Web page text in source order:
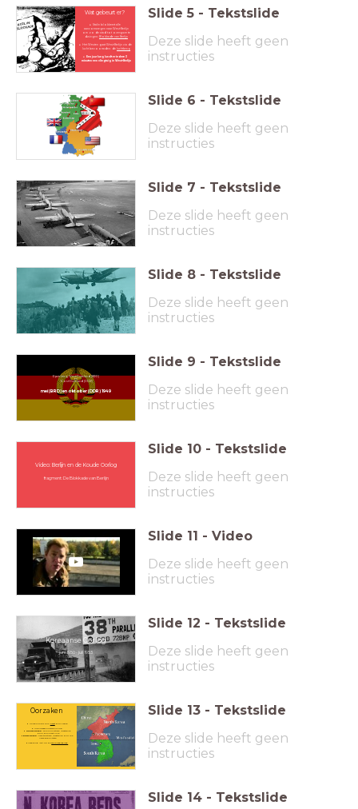
Wat gebeurt er?
Stalin blokkeert alle
aanvoerwegen naar West-Berlijn
om zo de stad tot overgave te
dwingen:
Blokkade van Berlijn
Het Westen gaat West-Berlijn via de
lucht bevoorraden: de luchtbrug
Een jaar lang landt er iedere 3
minuten een vliegtuig in West-Berlijn
Slide 5 - Tekstslide
Deze slide heeft geen
instructies
Slide 6 - Tekstslide
Deze slide heeft geen
instructies
Slide 7 - Tekstslide
Deze slide heeft geen
instructies
Slide 8 - Tekstslide
Deze slide heeft geen
instructies
Oprichting West-Duitsland (BRD)
en
Oost-Duitsland (DDR)
mei (BRD) en oktober (DDR) 1949
Slide 9 - Tekstslide
Deze slide heeft geen
instructies
Video: Berlijn en de Koude Oorlog
fragment: De Blokkade van Berlijn
Slide 10 - Tekstslide
Deze slide heeft geen
instructies
Slide 11 - Video
Deze slide heeft geen
instructies
Koreaanse Oorlog
juni 1950 - juli 1953
Slide 12 - Tekstslide
Deze slide heeft geen
instructies
Oorzaken
Korea is sinds 1910 bezetdoor Japan
Na de Tweede Wereldoorlog:
Noord-Korea: communistisch, gesteund
door de Sovjet-Unie
Zuid-Korea : kapitalistisch, gesteund door de
Verenigde Staten
Verdeling ligt op de38e breedtegraad
Slide 13 - Tekstslide
Deze slide heeft geen
instructies
Slide 14 - Tekstslide